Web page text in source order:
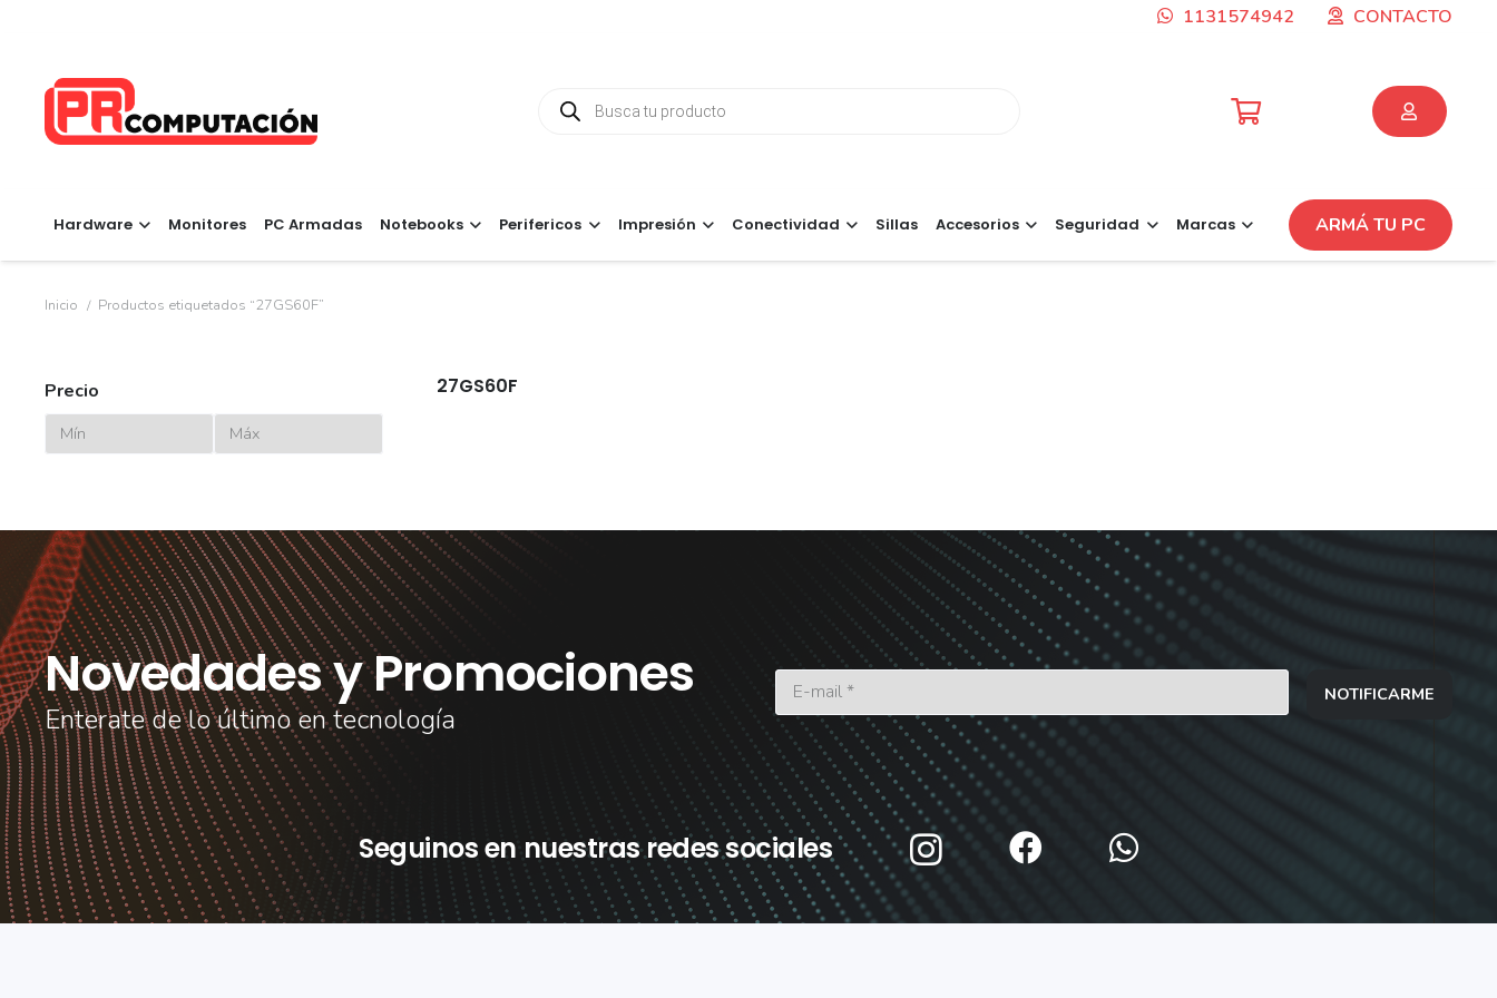
1131574942 CONTACTO
Búsqueda
de
Hardware Monitores PC Armadas Notebooks Perifericos Impresión Conectividad Sillas Accesorios Seguridad Marcas ARMÁ TU PC
Inicio / Productos etiquetados “27GS60F”
Precio 27GS60F
Novedades y Promociones
Enterate de lo último en tecnología
NOTIFICARME
Seguinos en nuestras redes sociales